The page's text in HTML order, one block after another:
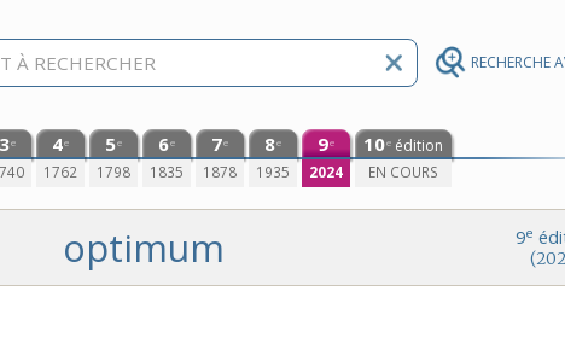
RECHERCHE
3e 4e
1762
5e
1798
6e
1835
7e
1878
8e
1935
9e
2024
10e édition
EN COURS
9e
optimum